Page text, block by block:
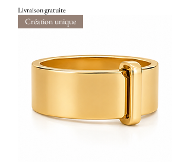
Livraison gratuite
Création unique